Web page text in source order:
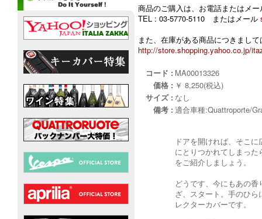
商品のご購入は、お電話またはメ
TEL : 03-5770-5110 またはメール
また、在庫がある商品につきまし
http://store.shopping.yahoo.co.jp/
コード : MA00013326
価格 : ￥ 8,250(税込)
サイズ : なし
備考 : 適合車種:Quattroporte/
ドアを開ければ、そこ
にとりつかれてしまっ
をご紹介しましょう。
どうです、今にもあの
ざ、スタート。手のひ
レクターカバーです。